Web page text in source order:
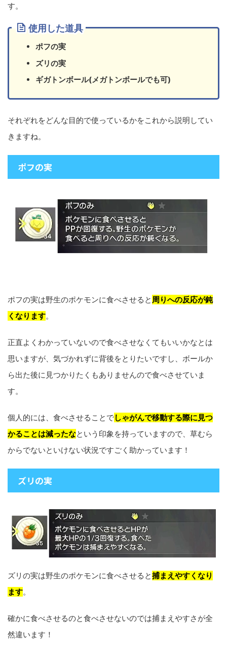
す。
使用した道具
ポフの実
ズリの実
ギガトンボール(メガトンボールでも可)
それぞれをどんな目的で使っているかをこれから説明してい
きますね。
ポフの実
ポフの実は野生のポケモンに食べさせると 周りへの反応が鈍
くなります。
正直よくわかっていないので食べさせなくてもいいかなとは
思いますが、気づかれずに背後をとりたいですし、ボールか
ら出た後に見つかりたくもありませんので食べさせていま
す。
個人的には、食べさせることでしゃがんで移動する際に見つ
かることは減ったなという印象を持っていますので、草むら
からでないといけない状況ですごく助かっています！
ズリの実
ズリの実は野生のポケモンに食べさせると捕まえやすくなり
ます。
確かに食べさせるのと食べさせないのでは捕まえやすさが全
然違います！